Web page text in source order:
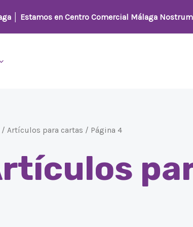
│ Estamos en Centro Comercial Málaga Nostrum
/ Artículos para cartas / Página 4
por
los